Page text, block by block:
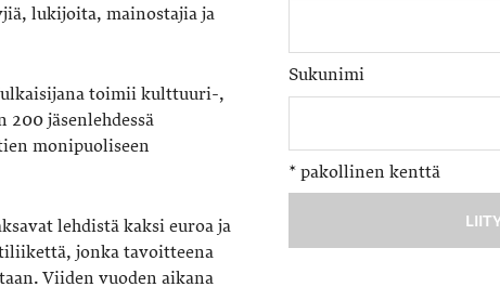
lukijoita, mainostajia ja
toimii kulttuuri-,
jäsenlehdessä
monipuoliseen
lehdistä kaksi euroa ja
jonka tavoitteena
Viiden vuoden aikana
Sukunimi
* pakollinen kenttä